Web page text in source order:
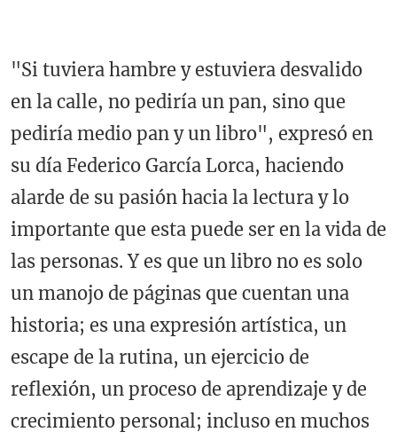
"Si tuviera hambre y estuviera desvalido
en la calle, no pediría un pan, sino que
pediría medio pan y un libro", expresó en
su día Federico García Lorca, haciendo
alarde de su pasión hacia la lectura y lo
importante que esta puede ser en la vida de
las personas. Y es que un libro no es solo
un manojo de páginas que cuentan una
historia; es una expresión artística, un
escape de la rutina, un ejercicio de
reflexión, un proceso de aprendizaje y de
crecimiento personal; incluso en muchos